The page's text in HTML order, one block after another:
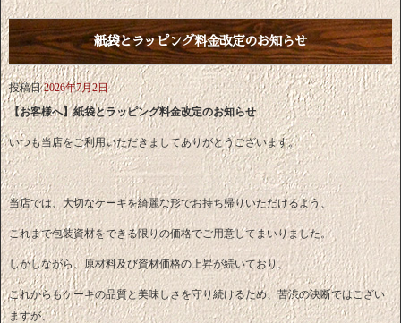
紙袋とラッピング料金改定のお知らせ
投稿日 2026年7月2日
【お客様へ】紙袋とラッピング料金改定のお知らせ
いつも当店をご利用いただきましてありがとうございます。
当店では、大切なケーキを綺麗な形でお持ち帰りいただけるよう、
これまで包装資材をできる限りの価格でご用意してまいりました。
しかしながら、原材料及び資材価格の上昇が続いており、
これからもケーキの品質と美味しさを守り続けるため、苦渋の決断ではござい
ますが、